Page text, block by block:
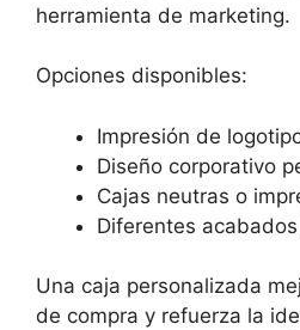
herramienta de marketing.
Opciones disponibles:
Impresión de
Diseño corporativo
Cajas neutras o
Diferentes
Una caja personalizada
de compra y refuerza la